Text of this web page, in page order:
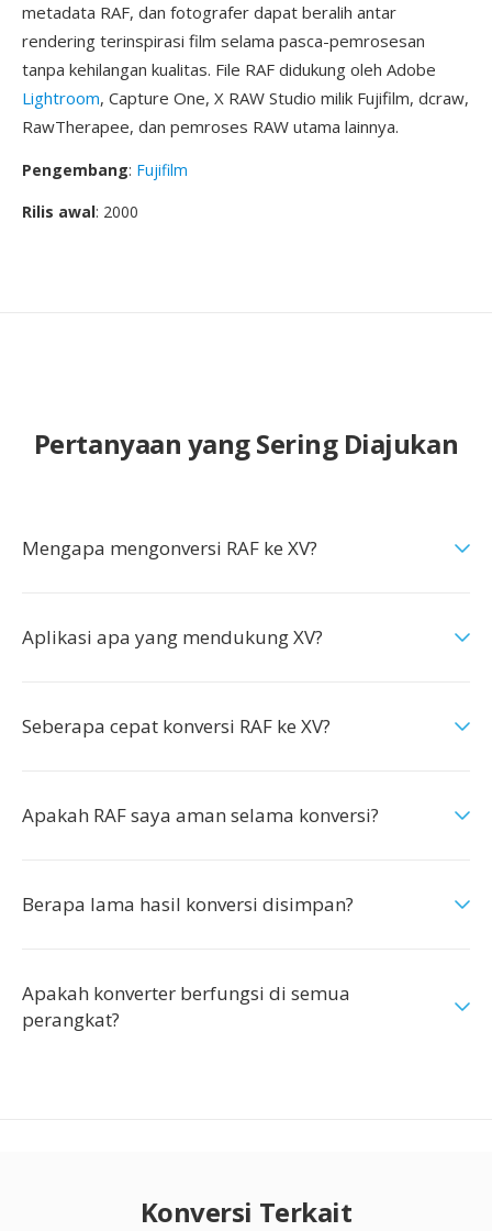
metadata RAF, dan fotografer dapat beralih antar
rendering terinspirasi film selama pasca-pemrosesan
tanpa kehilangan kualitas. File RAF didukung oleh Adobe
Lightroom, Capture One, X RAW Studio milik Fujifilm, dcraw,
RawTherapee, dan pemroses RAW utama lainnya.
Pengembang: Fujifilm
Rilis awal: 2000
Pertanyaan yang Sering Diajukan
Mengapa mengonversi RAF ke XV?
Aplikasi apa yang mendukung XV?
Seberapa cepat konversi RAF ke XV?
Apakah RAF saya aman selama konversi?
Berapa lama hasil konversi disimpan?
Apakah konverter berfungsi di semua
perangkat?
Konversi Terkait